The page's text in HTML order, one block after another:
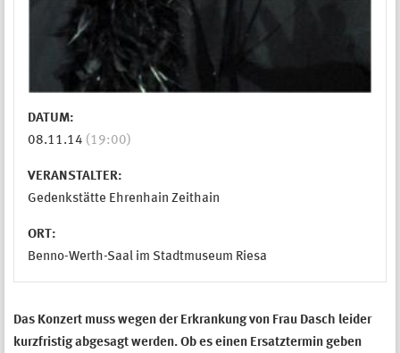
DATUM:
08.11.14 (19:00)
VERANSTALTER:
Gedenkstätte Ehrenhain Zeithain
ORT:
Benno-Werth-Saal im Stadtmuseum Riesa
Das Konzert muss wegen der Erkrankung von Frau Dasch leider
kurzfristig abgesagt werden. Ob es einen Ersatztermin geben